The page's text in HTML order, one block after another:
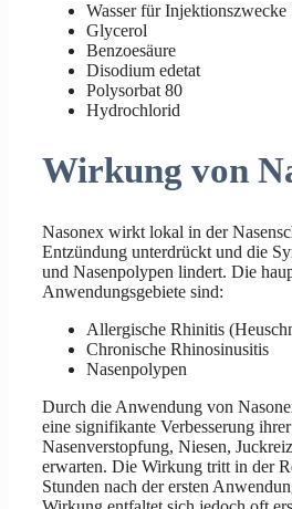
Wasser für Injektionszwecke
Glycerol
Benzoesäure
Disodium edetat
Polysorbat 80
Hydrochlorid
Wirkung von
Nasonex wirkt lokal in der
Entzündung unterdrückt und die
und Nasenpolypen lindert. Die
Anwendungsgebiete sind:
Allergische Rhinitis
Chronische Rhinosinusitis
Nasenpolypen
Durch die Anwendung von
eine signifikante Verbesserung
Nasenverstopfung, Niesen,
erwarten. Die Wirkung tritt in der
Stunden nach der ersten